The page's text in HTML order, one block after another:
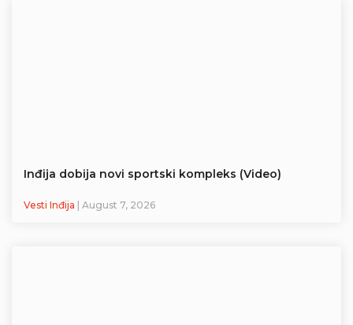
Inđija dobija novi sportski kompleks (Video)
Vesti Inđija | August 7, 2026